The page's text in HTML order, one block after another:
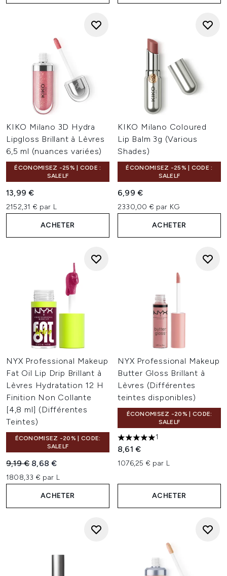
KIKO Milano 3D Hydra
Lipgloss Brillant à Lèvres
6,5 ml (nuances variées)
ÉCONOMISEZ -25% | CODE :
SALELF
13,99 €
2152,31 € par L
ACHETER
KIKO Milano Coloured
Lip Balm 3g (Various
Shades)
ÉCONOMISEZ -25% | CODE :
SALELF
6,99 €
2330,00 € par KG
ACHETER
NYX Professional Makeup
Fat Oil Lip Drip Brillant à
Lèvres Hydratation 12 H
Finition Non Collante
[4,8 ml] (Différentes
Teintes)
ÉCONOMISEZ -20% | CODE:
SALELF
Prix de vente :
9,19 € Prix ​​actuel :
8,68 €
1808,33 € par L
ACHETER
NYX Professional Makeup
Butter Gloss Brillant à
Lèvres (Différentes
teintes disponibles)
ÉCONOMISEZ -20% | CODE:
SALELF
5 étoiles sur un maximum de
1
8,61 €
1076,25 € par L
ACHETER